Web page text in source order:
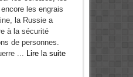
les engrais
la Russie a
à la sécurité
de personnes.
... Lire la suite